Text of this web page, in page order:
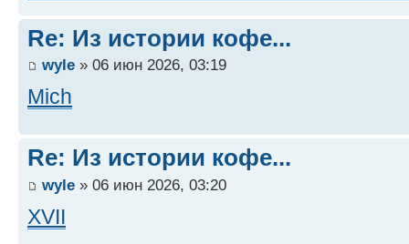
Re: Из истории кофе...
wyle » 06 июн 2026, 03:19
Mich
Re: Из истории кофе...
wyle » 06 июн 2026, 03:20
XVII